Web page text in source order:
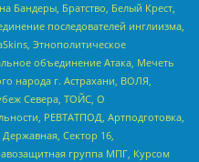
Бандеры, Братство, Белый Крест,
последователей инглиизма,
Этнополитическое
объединение Атака, Мечеть
народа г. Астрахани, ВОЛЯ,
Севера, ТОЙС, О
РЕВТАТПОД, Артподготовка,
Сектор 16,
группа МПГ, Курсом